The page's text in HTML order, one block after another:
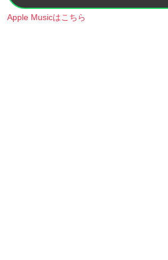
Apple Musicはこちら